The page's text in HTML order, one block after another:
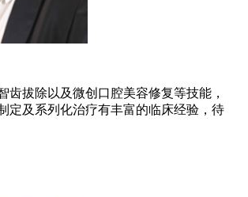
齿拔除以及微创口腔美容修复等技能，
定及系列化治疗有丰富的临床经验，待